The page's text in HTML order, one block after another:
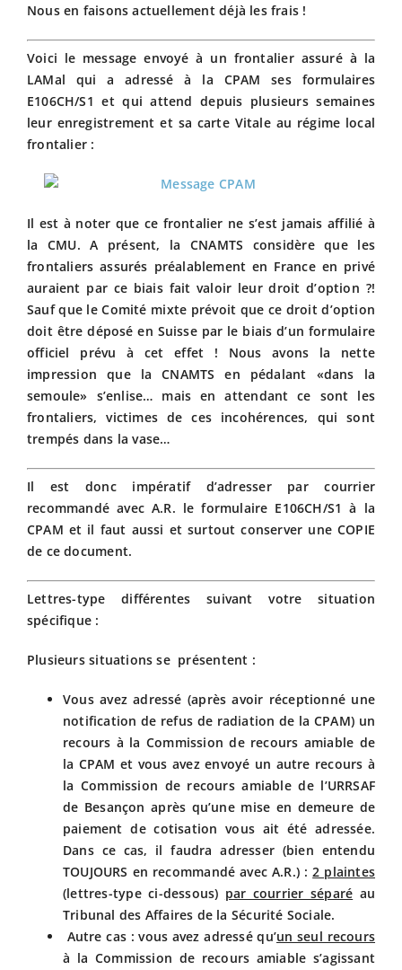
Nous en faisons actuellement déjà les frais !
Voici le message envoyé à un frontalier assuré à la
LAMal qui a adressé à la CPAM ses formulaires
E106CH/S1 et qui attend depuis plusieurs semaines
leur enregistrement et sa carte Vitale au régime local
frontalier :
Il est à noter que ce frontalier ne s’est jamais affilié à
la CMU. A présent, la CNAMTS considère que les
frontaliers assurés préalablement en France en privé
auraient par ce biais fait valoir leur droit d’option ?!
Sauf que le Comité mixte prévoit que ce droit d’option
doit être déposé en Suisse par le biais d’un formulaire
officiel prévu à cet effet ! Nous avons la nette
impression que la CNAMTS en pédalant «dans la
semoule» s’enlise… mais en attendant ce sont les
frontaliers, victimes de ces incohérences, qui sont
trempés dans la vase…
Il est donc impératif d’adresser par courrier
recommandé avec A.R. le formulaire E106CH/S1 à la
CPAM et il faut aussi et surtout conserver une COPIE
de ce document.
Lettres-type différentes suivant votre situation
spécifique :
Plusieurs situations se présentent :
Vous avez adressé (après avoir réceptionné une
notification de refus de radiation de la CPAM) un
recours à la Commission de recours amiable de
la CPAM et vous avez envoyé un autre recours à
la Commission de recours amiable de l’URRSAF
de Besançon après qu’une mise en demeure de
paiement de cotisation vous ait été adressée.
Dans ce cas, il faudra adresser (bien entendu
TOUJOURS en recommandé avec A.R.) :2 plaintes
(lettres-type ci-dessous) par courrier séparé au
Tribunal des Affaires de la Sécurité Sociale.
Autre cas : vous avez adressé qu’un seul recours
à la Commission de recours amiable s’agissant